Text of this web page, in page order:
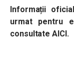
Informații
urmat pentru
consultate AICI.